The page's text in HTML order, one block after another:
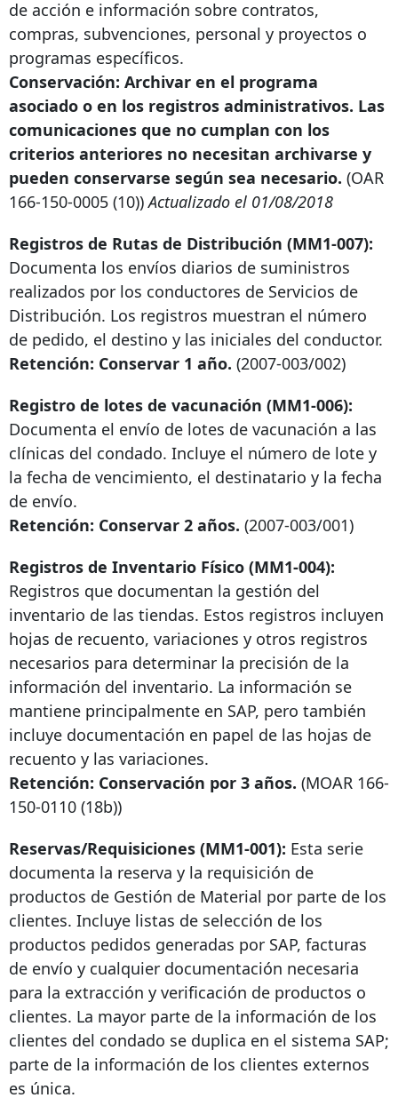
de acción e información sobre contratos,
compras, subvenciones, personal y proyectos o
programas específicos.
Conservación: Archivar en el programa
asociado o en los registros administrativos. Las
comunicaciones que no cumplan con los
criterios anteriores no necesitan archivarse y
pueden conservarse según sea necesario. (OAR
166-150-0005 (10))Actualizado el 01/08/2018
Registros de Rutas de Distribución (MM1-007):
Documenta los envíos diarios de suministros
realizados por los conductores de Servicios de
Distribución. Los registros muestran el número
de pedido, el destino y las iniciales del conductor.
Retención: Conservar 1 año. (2007-003/002)
Registro de lotes de vacunación (MM1-006):
Documenta el envío de lotes de vacunación a las
clínicas del condado. Incluye el número de lote y
la fecha de vencimiento, el destinatario y la fecha
de envío.
Retención: Conservar 2 años. (2007-003/001)
Registros de Inventario Físico (MM1-004):
Registros que documentan la gestión del
inventario de las tiendas. Estos registros incluyen
hojas de recuento, variaciones y otros registros
necesarios para determinar la precisión de la
información del inventario. La información se
mantiene principalmente en SAP, pero también
incluye documentación en papel de las hojas de
recuento y las variaciones.
Retención: Conservación por 3 años. (MOAR 166-
150-0110 (18b))
Reservas/Requisiciones (MM1-001): Esta serie
documenta la reserva y la requisición de
productos de Gestión de Material por parte de los
clientes. Incluye listas de selección de los
productos pedidos generadas por SAP, facturas
de envío y cualquier documentación necesaria
para la extracción y verificación de productos o
clientes. La mayor parte de la información de los
clientes del condado se duplica en el sistema SAP;
parte de la información de los clientes externos
es única.